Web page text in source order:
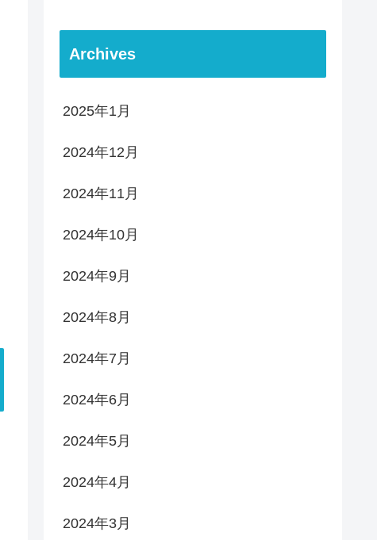
Archives
2025年1月
2024年12月
2024年11月
2024年10月
2024年9月
2024年8月
2024年7月
2024年6月
2024年5月
2024年4月
2024年3月